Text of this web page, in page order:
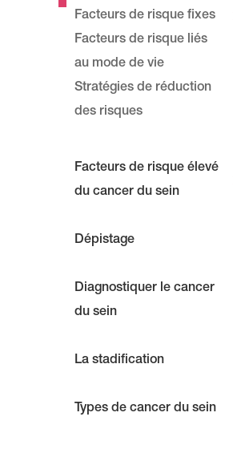
Facteurs de risque fixes
Facteurs de risque liés
au mode de vie
Stratégies de réduction
des risques
Facteurs de risque élevé
du cancer du sein
Dépistage
Diagnostiquer le cancer
du sein
La stadification
Types de cancer du sein